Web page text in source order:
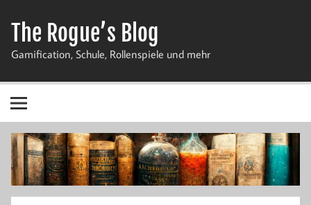
springen
The Rogue’s Blog
Gamification, Schule, Rollenspiele und mehr